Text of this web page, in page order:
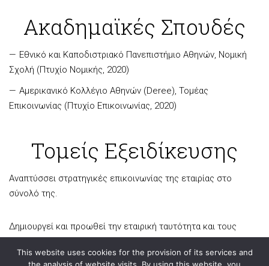
Ακαδημαϊκές Σπουδές
Εθνικό και Καποδιστριακό Πανεπιστήμιο Αθηνών, Νομική
Σχολή (Πτυχίο Νομικής, 2020)
Αμερικανικό Κολλέγιο Αθηνών (Deree), Τομέας
Επικοινωνίας (Πτυχίο Επικοινωνίας, 2020)
Τομείς Εξειδίκευσης
Αναπτύσσει στρατηγικές επικοινωνίας της εταιρίας στο
σύνολό της.
Δημιουργεί και προωθεί την εταιρική ταυτότητα και τους
εργαζόμενους.
This website uses cookies for the provision of its services and